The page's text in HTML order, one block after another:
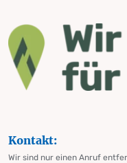
Kontakt:
Wir sind nur einen Anruf